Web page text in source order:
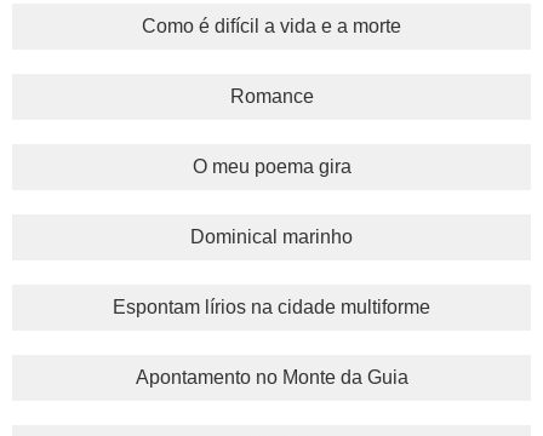
Como é difícil a vida e a morte
Romance
O meu poema gira
Dominical marinho
Espontam lírios na cidade multiforme
Apontamento no Monte da Guia